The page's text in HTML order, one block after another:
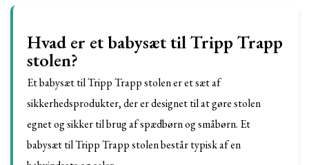
Hvad er et babysæt til Tripp Trapp
stolen?
Et babysæt til Tripp Trapp stolen er et sæt af
sikkerhedsprodukter, der er designet til at gøre stolen
egnet og sikker til brug af spædbørn og småbørn. Et
babysæt til Tripp Trapp stolen består typisk af en